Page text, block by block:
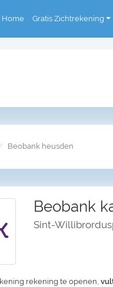
Home Gratis Zichtrekening
Beobank heusden
Beobank
Sint-
rekening te openen,